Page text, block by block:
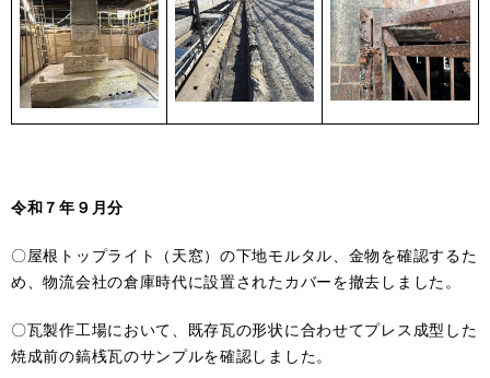
令和７年９月分
〇屋根トップライト（天窓）の下地モルタル、金物を確認するた
め、物流会社の倉庫時代に設置されたカバーを撤去しました。
〇瓦製作工場において、既存瓦の形状に合わせてプレス成型した
焼成前の鎬桟瓦のサンプルを確認しました。